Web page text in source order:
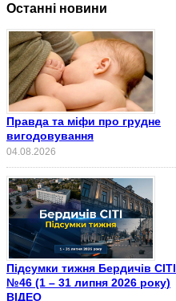
Останні новини
Правда та міфи про грудне
вигодовування
04.08.2026
Підсумки тижня Бердичів СІТІ
№46 (1 – 31 липня 2026 року)
ВІДЕО